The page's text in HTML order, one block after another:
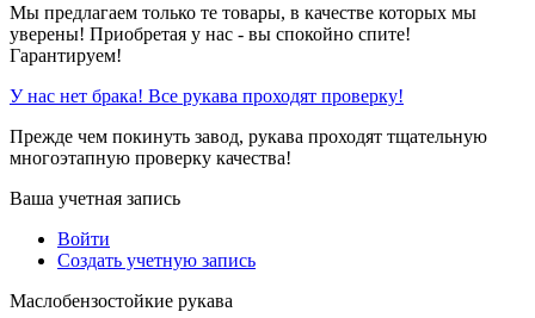
Мы предлагаем только те товары, в качестве которых мы
уверены! Приобретая у нас - вы спокойно спите!
Гарантируем!
У нас нет брака! Все рукава проходят проверку!
Прежде чем покинуть завод, рукава проходят тщательную
многоэтапную проверку качества!
Ваша учетная запись
Войти
Создать учетную запись
Маслобензостойкие рукава